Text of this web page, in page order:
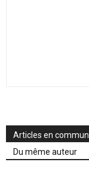
Articles en commun
Du même auteur